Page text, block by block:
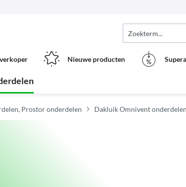
Nieuwe producten
Prostor onderdelen Dakluik Omnivent